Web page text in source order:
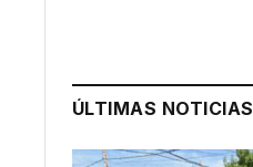
ÚLTIMAS NOTICIAS